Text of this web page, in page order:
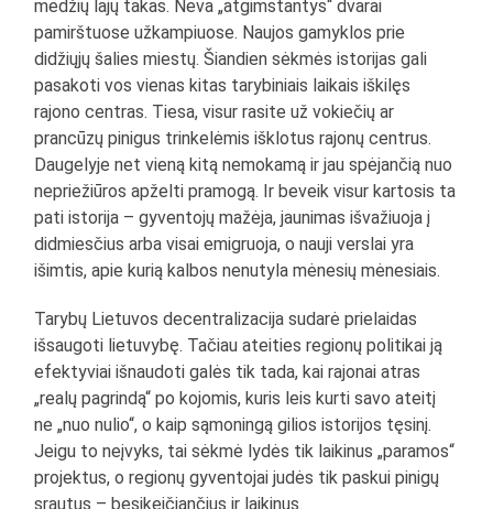
medžių lajų takas. Neva „atgimstantys“ dvarai
pamirštuose užkampiuose. Naujos gamyklos prie
didžiųjų šalies miestų. Šiandien sėkmės istorijas gali
pasakoti vos vienas kitas tarybiniais laikais iškilęs
rajono centras. Tiesa, visur rasite už vokiečių ar
prancūzų pinigus trinkelėmis išklotus rajonų centrus.
Daugelyje net vieną kitą nemokamą ir jau spėjančią nuo
nepriežiūros apželti pramogą. Ir beveik visur kartosis ta
pati istorija – gyventojų mažėja, jaunimas išvažiuoja į
didmiesčius arba visai emigruoja, o nauji verslai yra
išimtis, apie kurią kalbos nenutyla mėnesių mėnesiais.
Tarybų Lietuvos decentralizacija sudarė prielaidas
išsaugoti lietuvybę. Tačiau ateities regionų politikai ją
efektyviai išnaudoti galės tik tada, kai rajonai atras
„realų pagrindą“ po kojomis, kuris leis kurti savo ateitį
ne „nuo nulio“, o kaip sąmoningą gilios istorijos tęsinį.
Jeigu to neįvyks, tai sėkmė lydės tik laikinus „paramos“
projektus, o regionų gyventojai judės tik paskui pinigų
srautus – besikeičiančius ir laikinus.